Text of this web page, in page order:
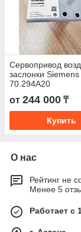
Сервопривод
заслонки Siemens
70.294A20
от 244 000 ₸
Купить
О нас
Рейтинг не
Менее 5
Работает с